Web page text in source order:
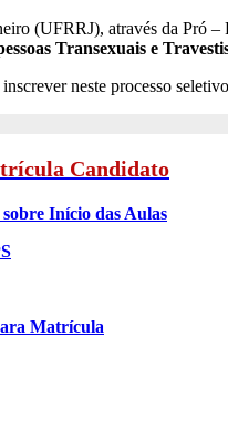
(UFRRJ), através da Pró
Transexuais e
neste processo
Candidato
Início das Aulas
Matrícula